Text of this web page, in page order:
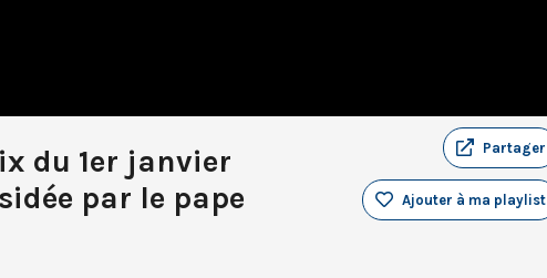
du 1er janvier
par le pape
Partager
Ajouter à ma playlist